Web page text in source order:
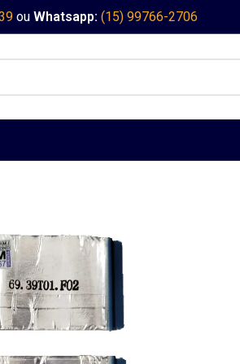
ou Whatsapp: (15) 99766-2706